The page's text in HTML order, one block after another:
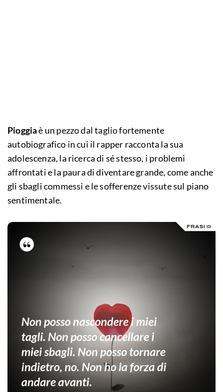
Pioggiaè un pezzo dal taglio fortemente
autobiografico in cui il rapper racconta la sua
adolescenza, la ricerca di sé stesso, i problemi
affrontati e la paura di diventare grande, come anche
gli sbagli commessi e le sofferenze vissute sul piano
sentimentale.